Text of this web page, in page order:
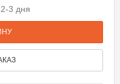
3 дня